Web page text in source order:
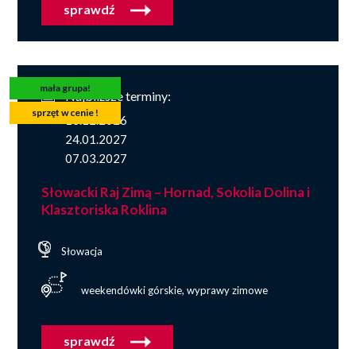
sprawdź
mała grupa!
sprzęt w cenie !
Najbliższe terminy:
13.12.2026
24.01.2027
07.03.2027
Słowacki Raj Zimą – Hornad, Sokolia Dolina i
Klasztoriska Roklina
Słowacja
weekendówki górskie, wyprawy zimowe
sprawdź